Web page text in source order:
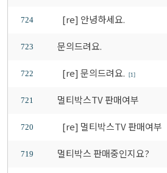
724 [re] 안녕하세요.
723 문의드려요.
722 [re] 문의드려요. [1]
721 멀티박스TV 판매여부
720 [re] 멀티박스TV 판매여부
719 멀티박스 판매중인지요?